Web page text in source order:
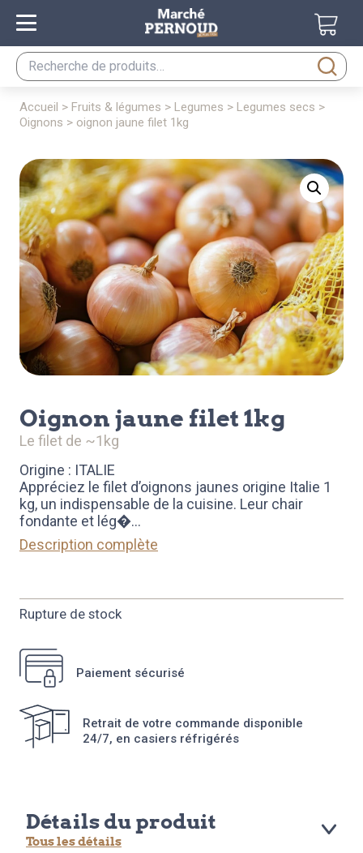
Recherche
pour :
accueil > fruits & légumes > legumes > legumes secs >
oignons > oignon jaune filet 1kg
oignon jaune filet 1kg
le filet de ~1kg
Origine : ITALIE
Appréciez le filet d’oignons jaunes origine Italie 1
kg, un indispensable de la cuisine. Leur chair
fondante et lég�...
Description complète
Rupture de stock
Paiement sécurisé
Retrait de votre commande disponible
24/7, en casiers réfrigérés
Détails du produit
Tous les détails